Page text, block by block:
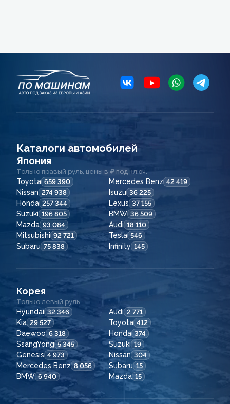
Каталоги автомобилей
Япония
Только правый руль, цены в ₽ под ключ.
Toyota 659 390 Mercedes Benz 42 419
Nissan 274 938 Isuzu 36 225
Honda 257 344 Lexus 37 155
Suzuki 196 805 BMW 36 509
Mazda 93 084 Audi 18 110
Mitsubishi 92 721 Tesla 546
Subaru 75 838 Infinity 145
Корея
Только левый руль
Hyundai 32 346 Audi 2 771
Kia 29 527 Toyota 412
Daewoo 6 318 Honda 374
SsangYong 5 345 Suzuki 19
Genesis 4 973 Nissan 304
Mercedes Benz 8 056 Subaru 15
BMW 6 940 Mazda 15